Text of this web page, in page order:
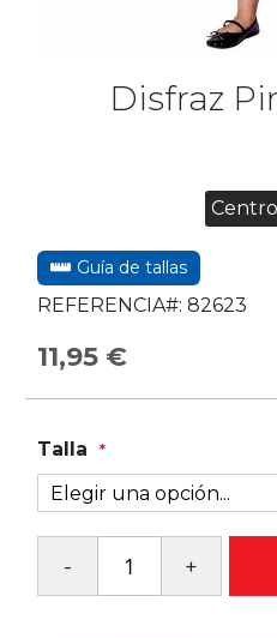
Disfraz
Guía de tallas
REFERENCIA#: 82623
11,95 €
Talla